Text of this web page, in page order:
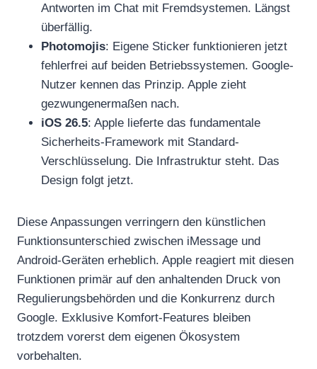
Antworten im Chat mit Fremdsystemen. Längst
überfällig.
Photomojis: Eigene Sticker funktionieren jetzt
fehlerfrei auf beiden Betriebssystemen. Google-
Nutzer kennen das Prinzip. Apple zieht
gezwungenermaßen nach.
iOS 26.5: Apple lieferte das fundamentale
Sicherheits-Framework mit Standard-
Verschlüsselung. Die Infrastruktur steht. Das
Design folgt jetzt.
Diese Anpassungen verringern den künstlichen
Funktionsunterschied zwischen iMessage und
Android-Geräten erheblich. Apple reagiert mit diesen
Funktionen primär auf den anhaltenden Druck von
Regulierungsbehörden und die Konkurrenz durch
Google. Exklusive Komfort-Features bleiben
trotzdem vorerst dem eigenen Ökosystem
vorbehalten.